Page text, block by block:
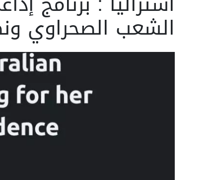
الشعب الصحراوي